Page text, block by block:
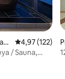
4,97 (122)
/ Sauna,